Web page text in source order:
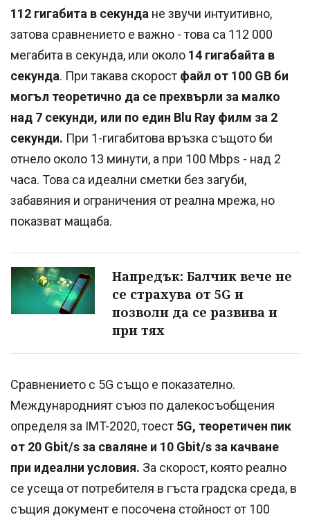
112 гигабита в секунда не звучи интуитивно,
затова сравнението е важно - това са 112 000
мегабита в секунда, или около 14 гигабайта в
секунда. При такава скорост файл от 100 GB би
могъл теоретично да се прехвърли за малко
над 7 секунди, или по един Blu Ray филм за 2
секунди. При 1-гигабитова връзка същото би
отнело около 13 минути, а при 100 Mbps - над 2
часа. Това са идеални сметки без загуби,
забавяния и ограничения от реална мрежа, но
показват мащаба.
Напредък: Балчик вече не
се страхува от 5G и
позволи да се развива и
при тях
Сравнението с 5G също е показателно.
Международният съюз по далекосъобщения
определя за IMT-2020, тоест 5G, теоретичен пик
от 20 Gbit/s за сваляне и 10 Gbit/s за качване
при идеални условия. За скорост, която реално
се усеща от потребителя в гъста градска среда, в
същия документ е посочена стойност от 100